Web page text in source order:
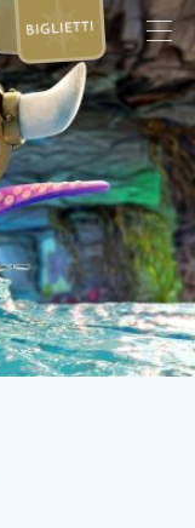
BIGLIETTI